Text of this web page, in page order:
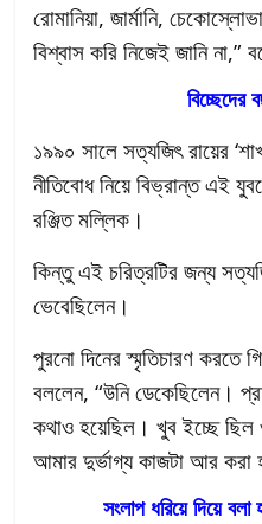
রোমানিয়া, জার্মানি,
বিশ্বাস করি নিজেই জানি না,”
বিচ্ছেদের
১৯৯০ সালে সত্যজিৎ রায়ের
নীতিবোধ নিয়ে বিভ্রান্ত এই
রঞ্জিত মল্লিক।
কিন্তু এই চরিত্রটির জন্য
ভেবেছিলেন।
পুরনো দিনের স্মৃতিচারণ করতে
বললেন, “উনি ডেকেছিলেন।
কথাও হয়েছিল। খুব ইচ্ছে
আমার দুর্ভাগ্য কাজটা আর করা
সংলাপ ধরিয়ে দিয়ে